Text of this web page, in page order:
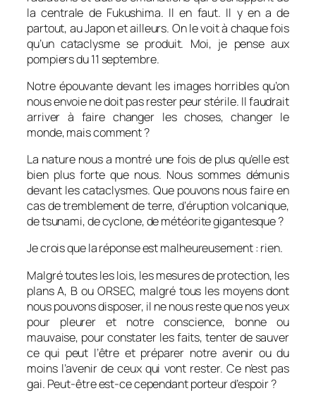
la centrale de Fukushima. Il en faut. Il y en a de
partout, au Japon et ailleurs. On le voit à chaque fois
qu’un cataclysme se produit. Moi, je pense aux
pompiers du 11 septembre.
Notre épouvante devant les images horribles qu’on
nous envoie ne doit pas rester peur stérile. Il faudrait
arriver à faire changer les choses, changer le
monde, mais comment ?
La nature nous a montré une fois de plus qu’elle est
bien plus forte que nous. Nous sommes démunis
devant les cataclysmes. Que pouvons nous faire en
cas de tremblement de terre, d’éruption volcanique,
de tsunami, de cyclone, de météorite gigantesque ?
Je crois que la réponse est malheureusement : rien.
Malgré toutes les lois, les mesures de protection, les
plans A, B ou ORSEC, malgré tous les moyens dont
nous pouvons disposer, il ne nous reste que nos yeux
pour pleurer et notre conscience, bonne ou
mauvaise, pour constater les faits, tenter de sauver
ce qui peut l’être et préparer notre avenir ou du
moins l’avenir de ceux qui vont rester. Ce n’est pas
gai. Peut-être est-ce cependant porteur d’espoir ?